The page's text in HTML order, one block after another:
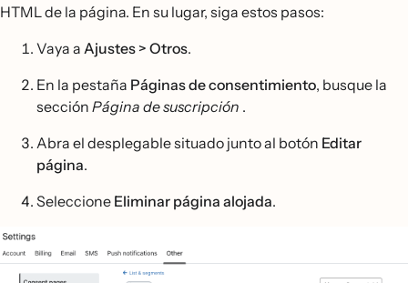
HTML de la página. En su lugar, siga estos pasos:
Vaya a Ajustes > Otros.
En la pestaña Páginas de consentimiento, busque la
sección Página de suscripción .
Abra el desplegable situado junto al botón Editar
página.
Seleccione Eliminar página alojada.